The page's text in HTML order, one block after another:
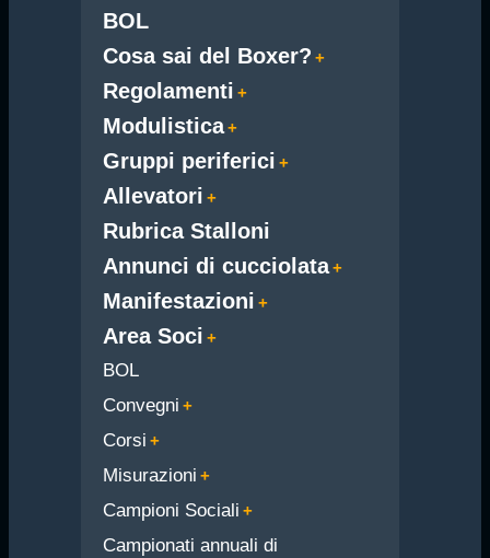
BOL
Cosa sai del Boxer?
Regolamenti
Modulistica
Gruppi periferici
Allevatori
Rubrica Stalloni
Annunci di cucciolata
Manifestazioni
Area Soci
BOL
Convegni
Corsi
Misurazioni
Campioni Sociali
Campionati annuali di